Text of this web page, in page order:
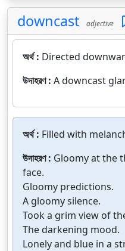
downcast adjective
অর্থ : Directed
উদাহরণ : A downcast
অর্থ : Filled with
উদাহরণ : Gloomy at the
face.
Gloomy predictions.
A gloomy silence.
Took a grim view of
The darkening mood.
Lonely and blue in a